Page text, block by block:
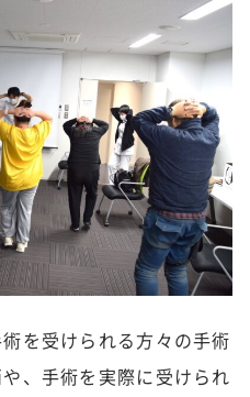
を受けられる方々の手術
、手術を実際に受けられ